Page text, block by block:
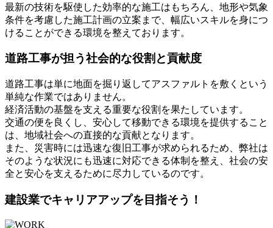
最新の技術を駆使した効率的な施工はもちろん、地形や気象
条件を考慮した施工計画の立案まで、幅広いスキルを身につ
けることができる環境を整えております。
道路工事が担う社会的な役割と貢献度
道路工事は単に地面を掘り返してアスファルトを敷くという
単純な作業ではありません。
経済活動の基盤を支える重要な役割を果たしています。
交通の便を良くし、安心して移動できる環境を提供すること
は、地域社会への直接的な貢献となります。
また、災害時には迅速な復旧工事が求められるため、弊社は
そのような状況にも迅速に対応できる体制を整え、社会の安
全と安心を支えるために尽力しているのです。
建設業でキャリアアップを目指そう！